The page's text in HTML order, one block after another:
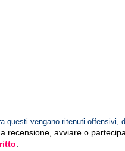
questi vengano ritenuti
recensione, avviare o